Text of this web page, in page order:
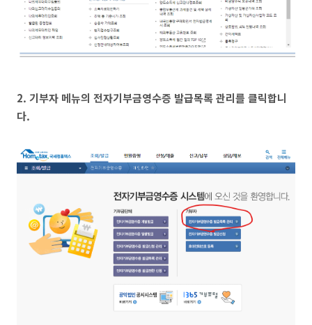
2. 기부자 메뉴의 전자기부금영수증 발급목록 관리를 클릭합니
다.